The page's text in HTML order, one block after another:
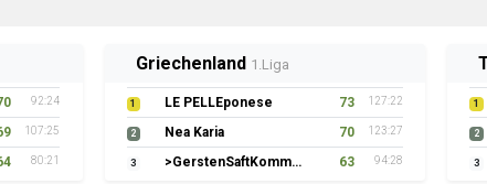
92:24
107:25
80:21
Griechenland 1.Liga
1 LE PELLEponese 73 127:22
2 Nea Karia 70 123:27
3 >GerstenSaftKommando 63 94:28
1
2
3